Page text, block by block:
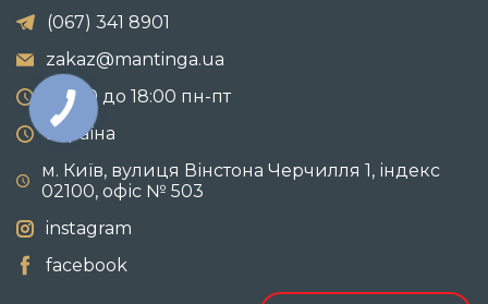
(067) 341 8901
zakaz@mantinga.ua
с 9:00 до 18:00 пн-пт
Україна
м. Київ, вулиця Вінстона Черчилля 1, індекс
02100, офіс № 503
instagram
facebook